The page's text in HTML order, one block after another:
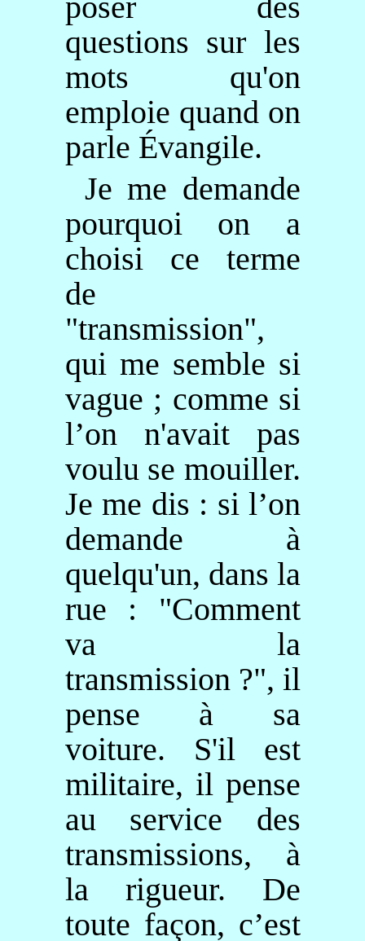
questions sur les
mots qu'on
emploie quand on
parle Évangile.
Je me demande
pourquoi on a
choisi ce terme
de
"transmission",
qui me semble si
vague ; comme si
l’on n'avait pas
voulu se mouiller.
Je me dis : si l’on
demande à
quelqu'un, dans la
rue : "Comment
va la
transmission ?", il
pense à sa
voiture. S'il est
militaire, il pense
au service des
transmissions, à
la rigueur. De
toute façon, c’est